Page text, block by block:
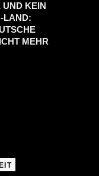
UND KEIN
LAND:
MEHR